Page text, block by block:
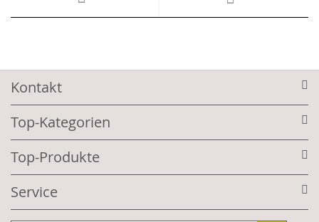
Kontakt
Top-Kategorien
Top-Produkte
Service